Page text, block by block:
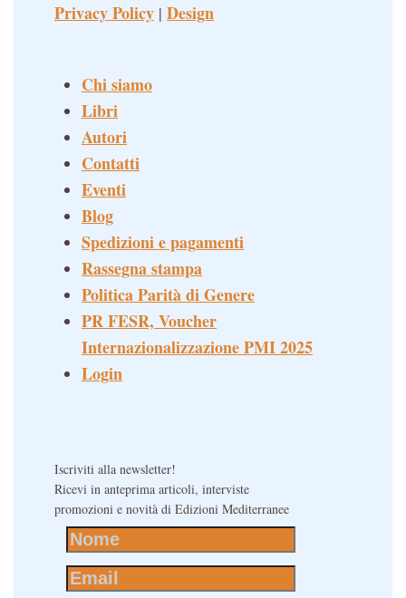
Privacy Policy | Design
Chi siamo
Libri
Autori
Contatti
Eventi
Blog
Spedizioni e pagamenti
Rassegna stampa
Politica Parità di Genere
PR FESR, Voucher
Internazionalizzazione PMI 2025
Login
Iscriviti alla newsletter!
Ricevi in anteprima articoli, interviste
promozioni e novità di Edizioni Mediterranee